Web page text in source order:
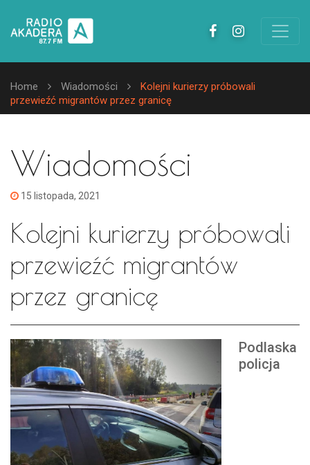
Home Wiadomości
Kolejni kurierzy próbowali
przewieźć migrantów przez granicę
Wiadomości
15 listopada, 2021
Kolejni kurierzy próbowali
przewieźć migrantów
przez granicę
Podlaska
policja